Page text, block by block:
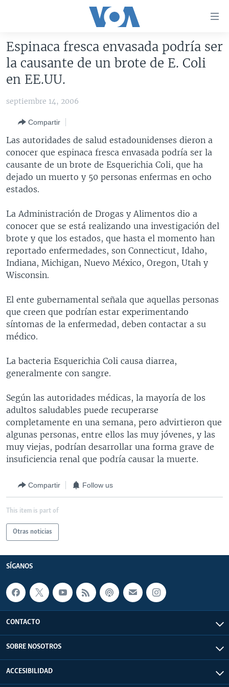
accesibilidad
Salte
contenido
Salte
principal
Salte
búsqueda
AMÉRICA DEL NORTE
VOA VERIFICA INMIGRACIÓN
VOA VERIFICA AMÉRICA LATINA
ARGENTINA
BOLIVIA
COLOMBIA
CHILE
ECUADOR
VENEZUELA
BRASIL
CHINA EN AMÉRICA LATINA
CENTROAMÉRICA
COSTA RICA
EL SALVADOR
HONDURAS
NICARAGUA
OTRAS SECCIONES
INMIGRACIÓN
MUNDO
ECONOMÍA
ENTRETENIMIENTO Y CULTURA
TECNOLOGÍA
CIENCIA Y SALUD
ESPECIALES DE LA VOA
UCRANIA
MULTIMEDIA
VIDEOS
FOTOGRAFÍA
PROGRAMAS TV
EL MUNDO AL DÍA
VISIÓN 360
LAS CLAVES
RADIO
AUDIONOTICIAS
BUENOS DÍAS AMÉRICA
EL MUNDO AL DÍA [RADIO]
DEPORTIVO INTERNACIONAL
NOTA ECONÓMICA
ENTRETENIMIENTO
DOCUMENTALES DE LA VOA
Learning English
SÍGANOS
Idiomas
Espinaca fresca envasada podría ser
la causante de un brote de E. Coli
en EE.UU.
septiembre 14, 2006
Compartir
Las autoridades de salud estadounidenses dieron a
conocer que espinaca fresca envasada podría ser la
causante de un brote de Esquerichia Coli, que ha
dejado un muerto y 50 personas enfermas en ocho
estados.
La Administración de Drogas y Alimentos dio a
conocer que se está realizando una investigación del
brote y que los estados, que hasta el momento han
reportado enfermedades, son Connecticut, Idaho,
Indiana, Michigan, Nuevo México, Oregon, Utah y
Wisconsin.
El ente gubernamental señala que aquellas personas
que creen que podrían estar experimentando
síntomas de la enfermedad, deben contactar a su
médico.
La bacteria Esquerichia Coli causa diarrea,
generalmente con sangre.
Según las autoridades médicas, la mayoría de los
adultos saludables puede recuperarse
completamente en una semana, pero advirtieron que
algunas personas, entre ellos las muy jóvenes, y las
muy viejas, podrían desarrollar una forma grave de
insuficiencia renal que podría causar la muerte.
Compartir Follow us
This item is part of
Otras noticias
SÍGANOS
CONTACTO
SOBRE NOSOTROS
ACCESIBILIDAD